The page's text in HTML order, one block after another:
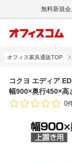
無料新規
オフィス家具通販TOP
コクヨ エディア
幅900×奥行450×高
0